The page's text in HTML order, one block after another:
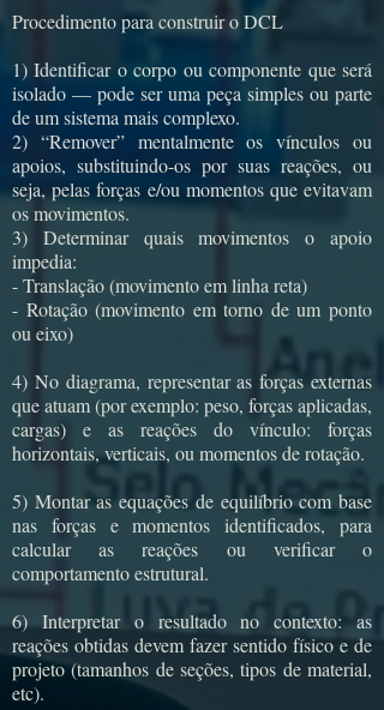
Procedimento para construir o DCL
1) Identificar o corpo ou componente que será
isolado — pode ser uma peça simples ou parte
de um sistema mais complexo.
2) “Remover” mentalmente os vínculos ou
apoios, substituindo-os por suas reações, ou
seja, pelas forças e/ou momentos que evitavam
os movimentos.
3) Determinar quais movimentos o apoio
impedia:
- Translação (movimento em linha reta)
- Rotação (movimento em torno de um ponto
ou eixo)
4) No diagrama, representar as forças externas
que atuam (por exemplo: peso, forças aplicadas,
cargas) e as reações do vínculo: forças
horizontais, verticais, ou momentos de rotação.
5) Montar as equações de equilíbrio com base
nas forças e momentos identificados, para
calcular as reações ou verificar o
comportamento estrutural.
6) Interpretar o resultado no contexto: as
reações obtidas devem fazer sentido físico e de
projeto (tamanhos de seções, tipos de material,
etc).